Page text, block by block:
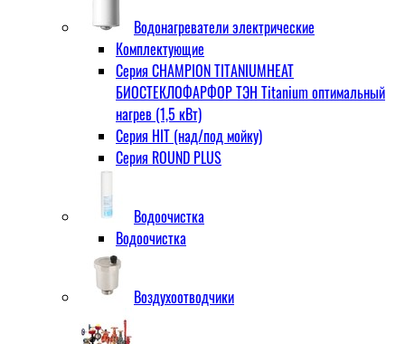
Водонагреватели электрические
Комплектующие
Серия CHAMPION TITANIUMHEAT
БИОСТЕКЛОФАРФОР ТЭН Titanium оптимальный
нагрев (1,5 кВт)
Серия HIT (над/под мойку)
Серия ROUND PLUS
Водоочистка
Водоочистка
Воздухоотводчики